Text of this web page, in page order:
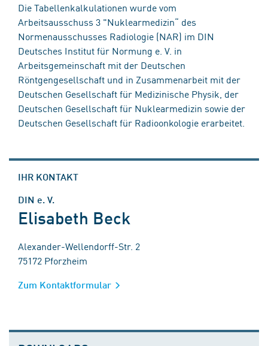
Die Tabellenkalkulationen wurde vom
Arbeitsausschuss 3 "Nuklearmedizin“ des
Normenausschusses Radiologie (NAR) im DIN
Deutsches Institut für Normung e. V. in
Arbeitsgemeinschaft mit der Deutschen
Röntgengesellschaft und in Zusammenarbeit mit der
Deutschen Gesellschaft für Medizinische Physik, der
Deutschen Gesellschaft für Nuklearmedizin sowie der
Deutschen Gesellschaft für Radioonkologie erarbeitet.
IHR KONTAKT
DIN e. V.
Elisabeth Beck
Alexander-Wellendorff-Str. 2
75172 Pforzheim
Zum Kontaktformular